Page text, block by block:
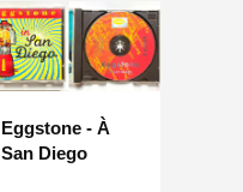
Eggstone - À
San Diego